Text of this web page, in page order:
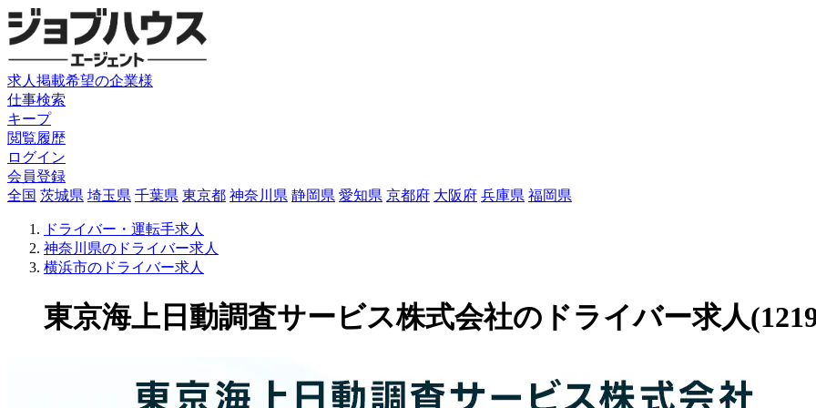
求人掲載希望の企業様
仕事検索
キープ
閲覧履歴
ログイン
会員登録
全国 茨城県 埼玉県 千葉県 東京都 神奈川県 静岡県 愛知県 京都府 大阪府 兵庫県 福岡県
ドライバー・運転手求人
神奈川県のドライバー求人
横浜市のドライバー求人
東京海上日動調査サービス株式会社のドライバー求人